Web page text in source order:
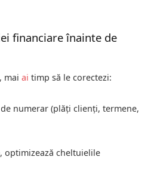
financiare înainte de
mai ai timp să le corectezi:
numerar (plăți clienți, termene,
optimizează cheltuielile